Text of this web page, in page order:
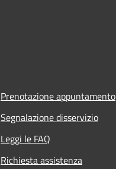
Prenotazione appuntamento
Segnalazione disservizio
Leggi le FAQ
Richiesta assistenza